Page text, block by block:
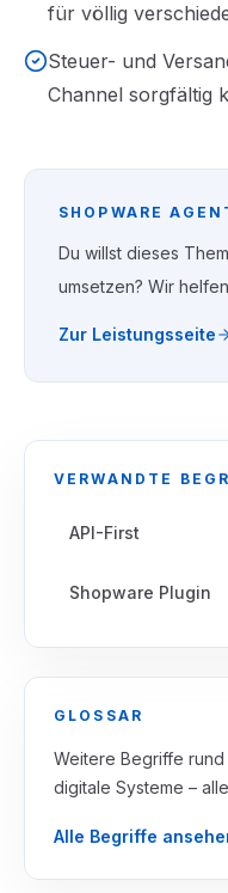
für völlig
Steuer- und
Channel sorgfältig
SHOPWARE
Du willst dieses
umsetzen? Wir
Zur Leistungsseite
VERWANDTE
API-First
Shopware Plugin
GLOSSAR
Weitere Begriffe
digitale Systeme –
Alle Begriffe